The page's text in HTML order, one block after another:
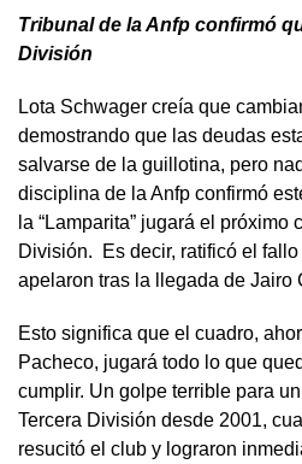
Tribunal de la Anfp confirmó
División
Lota Schwager creía que
demostrando que las deudas
salvarse de la guillotina, pero
disciplina de la Anfp confirmó
la “Lamparita” jugará el próximo
División. Es decir, ratificó el
apelaron tras la llegada de Jairo
Esto significa que el cuadro,
Pacheco, jugará todo lo que
cumplir. Un golpe terrible para
Tercera División desde 2001,
resucitó el club y lograron